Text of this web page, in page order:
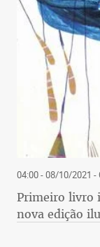
04:00 - 08/10/2021 -
Primeiro livro
nova edição